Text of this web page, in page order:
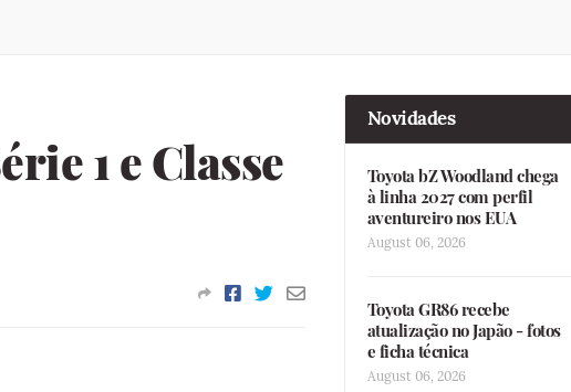
1 e Classe
Novidades
Toyota bZ Woodland chega
à linha 2027 com perfil
aventureiro nos EUA
August 06, 2026
Toyota GR86 recebe
atualização no Japão - fotos
e ficha técnica
August 06, 2026